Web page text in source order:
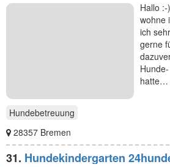
Hallo
wohne
ich
gerne
hatte…
Hundebetreuung
28357 Bremen
31. Hundekindergarten